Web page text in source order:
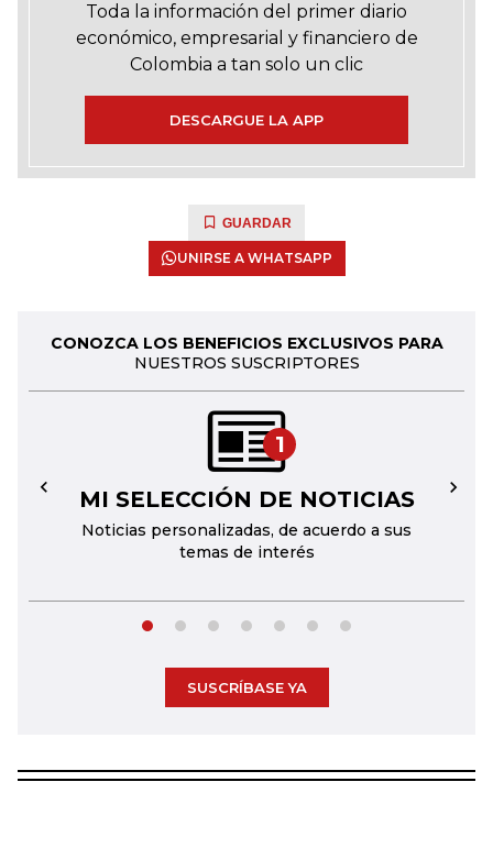
Toda la información del primer diario
económico, empresarial y financiero de
Colombia a tan solo un clic
DESCARGUE LA APP
GUARDAR
UNIRSE A WHATSAPP
CONOZCA LOS BENEFICIOS EXCLUSIVOS PARA
NUESTROS SUSCRIPTORES
1
MI SELECCIÓN DE NOTICIAS
Noticias personalizadas, de acuerdo a sus
temas de interés
← →
SUSCRÍBASE YA